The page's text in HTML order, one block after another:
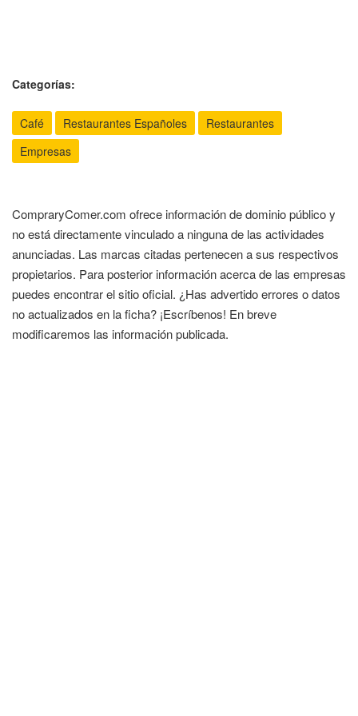
Categorías:
Café Restaurantes Españoles
Restaurantes
Empresas
CompraryComer.com ofrece información de dominio público y
no está directamente vinculado a ninguna de las actividades
anunciadas. Las marcas citadas pertenecen a sus respectivos
propietarios. Para posterior información acerca de las empresas
puedes encontrar el sitio oficial. ¿Has advertido errores o datos
no actualizados en la ficha? ¡Escríbenos! En breve
modificaremos las información publicada.